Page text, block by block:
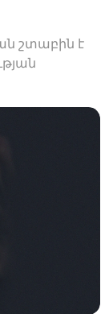
շտաբին է